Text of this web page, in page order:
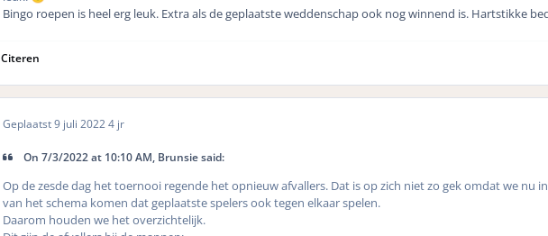
Bingo roepen is heel erg leuk. Extra als de geplaatste weddenschap ook nog winnend is. Hartstikke
Citeren
Geplaatst9 juli 20224 jr
On 7/3/2022 at 10:10 AM, Brunsie said:
Op de zesde dag het toernooi regende het opnieuw afvallers. Dat is op zich niet zo gek omdat we nu
van het schema komen dat geplaatste spelers ook tegen elkaar spelen.
Daarom houden we het overzichtelijk.